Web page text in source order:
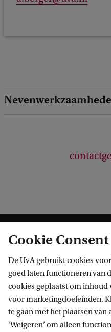
Informatie voor
Bachelorstudiekiezers
Direct naar
Cookie Consent
De UvA gebruikt cookies
goed laten functioneren van
cookies geplaatst om inhoud
voor marketingdoeleinden.
te gaan met het plaatsen van
‘Weigeren’ om alleen